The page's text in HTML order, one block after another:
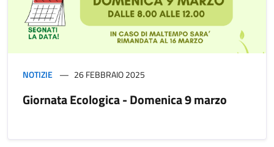
NOTIZIE 26 FEBBRAIO 2025
Giornata Ecologica - Domenica 9 marzo